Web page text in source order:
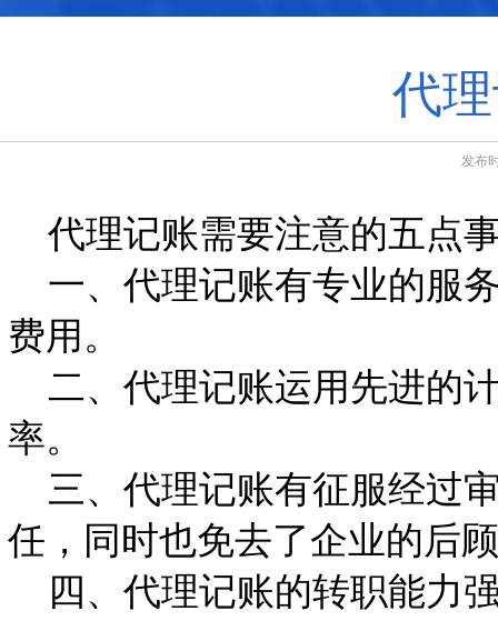
代
发布
代理记账需要注意的五点
一、代理记账有专业的服
费用。
二、代理记账运用先进的
率。
三、代理记账有征服经过
任，同时也免去了企业的后
四、代理记账的转职能力